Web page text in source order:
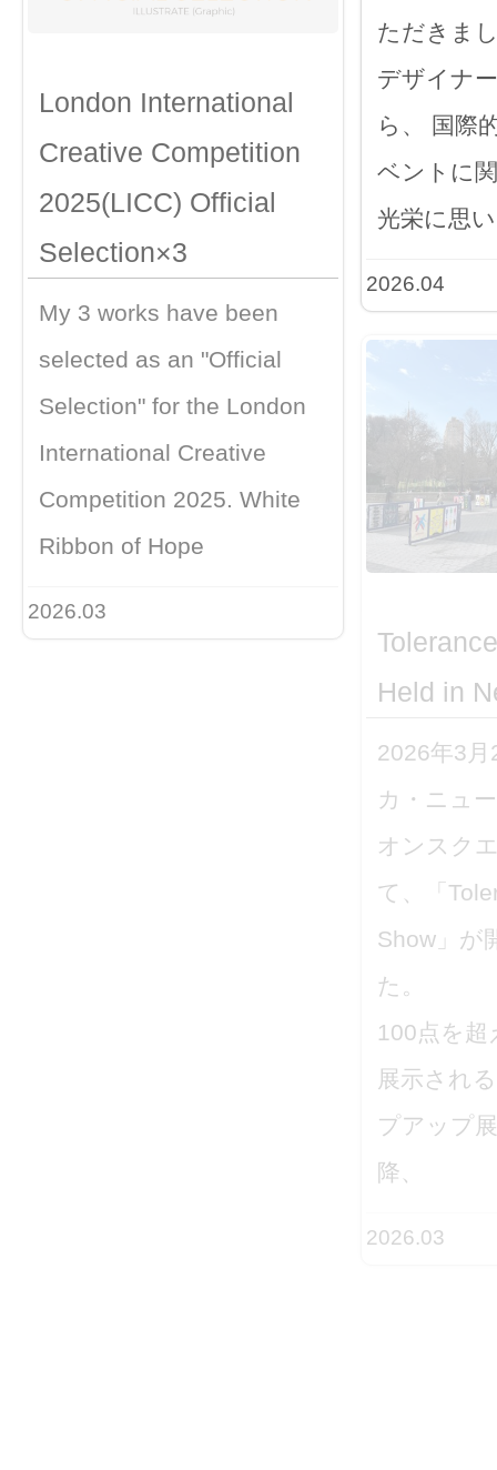
ただきま
デザイナ
ら、 国際
ベントに
光栄に思
2026.04
London International
Creative Competition
2025(LICC) Official
Selection×3
My 3 works have been
selected as an "Official
Selection" for the London
International Creative
Competition 2025. White
Ribbon of Hope
2026.03
Held in
2026年3
カ・ニュ
オンスク
て、「
Show」が
た。
100点を
展示され
プアップ
降、
2026.03